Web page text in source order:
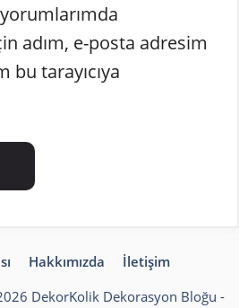
adım, e-posta adresim
bu tarayıcıya
Hakkımızda
İletişim
DekorKolik Dekorasyon Bloğu -